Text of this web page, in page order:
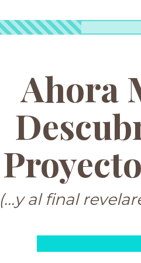
Ahora
(...y al final